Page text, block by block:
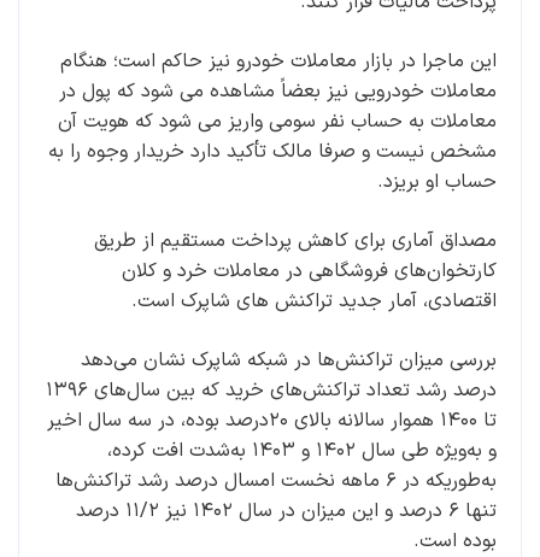
این ماجرا در بازار معاملات خودرو نیز حاکم است؛ هنگام
معاملات خودرویی نیز بعضاً مشاهده می شود که پول در
معاملات به حساب نفر سومی واریز می شود که هویت آن
مشخص نیست و صرفا مالک تأکید دارد خریدار وجوه را به
حساب او بریزد.
مصداق آماری برای کاهش پرداخت مستقیم از طریق
کارتخوان‌های فروشگاهی در معاملات خرد و کلان
اقتصادی، آمار جدید تراکنش های شاپرک است.
بررسی‌ میزان تراکنش‌ها در شبکه شاپرک نشان می‌دهد
درصد رشد تعداد تراکنش‌های خرید که بین سال‌های ۱۳۹۶
تا ۱۴۰۰ هموار سالانه بالای ۲۰درصد بوده، در سه سال اخیر
و به‌ویژه طی سال ۱۴۰۲ و ۱۴۰۳ به‌شدت افت کرده،
به‌طوریکه در ۶ ماهه نخست امسال درصد رشد تراکنش‌ها
تنها ۶ درصد و این میزان در سال ۱۴۰۲ نیز ۱۱/۲ درصد
بوده است.